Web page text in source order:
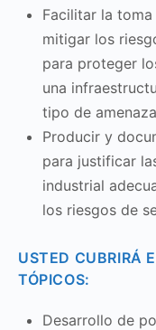
Facilitar la
mitigar los
para proteger
una
tipo de
Producir y
para justificar
industrial
los riesgos de
USTED CUBRIRÁ
TÓPICOS:
Desarrollo de